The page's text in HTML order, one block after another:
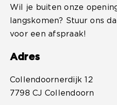
Wil je buiten onze
langskomen? Stuur ons
voor een afspraak!
Adres
Collendoornerdijk 12
7798 CJ Collendoorn